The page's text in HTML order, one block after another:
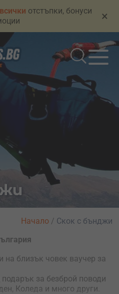
отстъпки, бонуси
×
на близък човек ваучер за
за безброй поводи
Коледа и много други.
Начало / Скок с бънджи